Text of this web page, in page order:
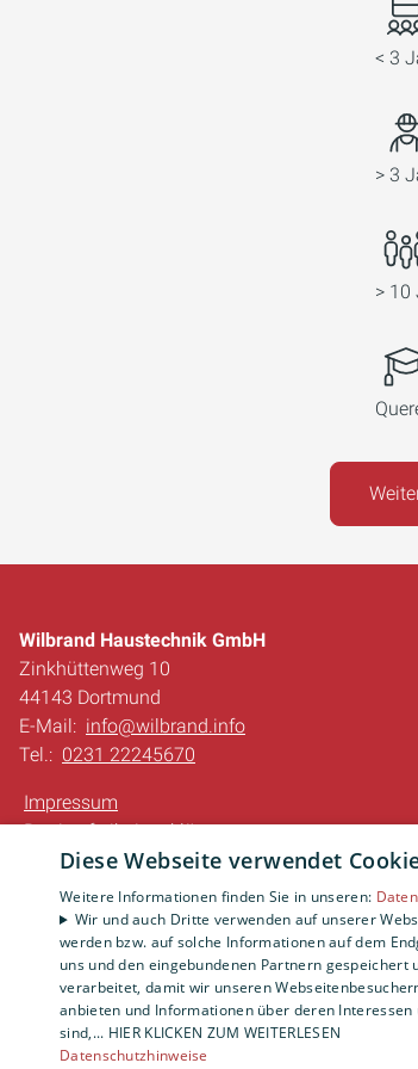
< 3
> 3
> 10
Wilbrand Haustechnik GmbH
Zinkhüttenweg 10
44143 Dortmund
E-Mail: info@wilbrand.info
Tel.: 0231 22245670
Impressum
Barrierefreiheitserklärung
Datenschutzerklärung
AGB
Diese Webseite verwendet
Weitere Informationen finden Sie in unseren:
Wir und auch Dritte verwenden auf unserer
werden bzw. auf solche Informationen auf dem
uns und den eingebundenen Partnern
verarbeitet, damit wir unseren
anbieten und Informationen über deren
sind,... HIER KLICKEN ZUM WEITERLESEN
Datenschutzhinweise